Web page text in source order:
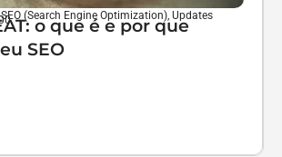
SEO (Search Engine Optimization) Updates
o que é e por que
SEO